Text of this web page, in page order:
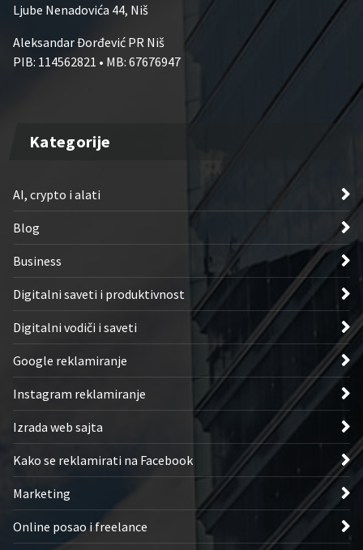
Ljube Nenadovića 44, Niš
Aleksandar Đorđević PR Niš
PIB: 114562821 • MB: 67676947
Kategorije
AI, crypto i alati
Blog
Business
Digitalni saveti i produktivnost
Digitalni vodiči i saveti
Google reklamiranje
Instagram reklamiranje
Izrada web sajta
Kako se reklamirati na Facebook
Marketing
Online posao i freelance